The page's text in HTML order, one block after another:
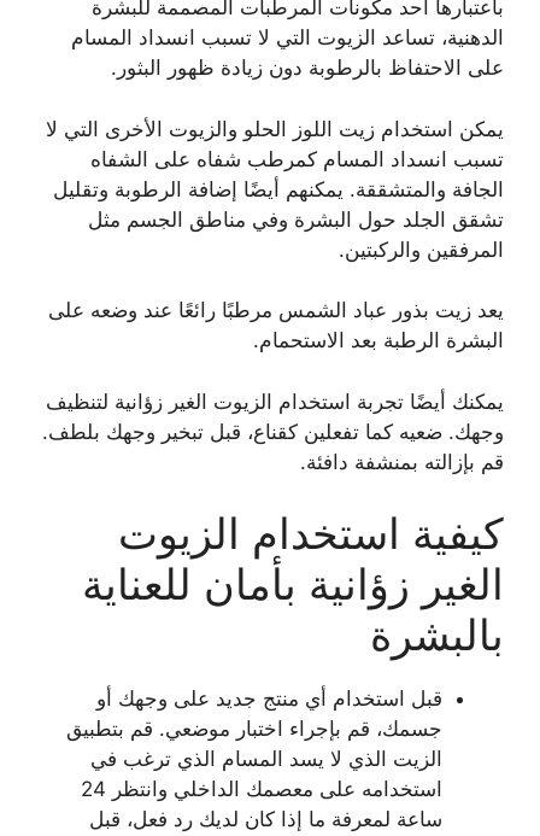
باعتبارها أحد مكونات المرطبات المصممة للبشرة
الدهنية، تساعد الزيوت التي لا تسبب انسداد المسام
على الاحتفاظ بالرطوبة دون زيادة ظهور البثور.
يمكن استخدام زيت اللوز الحلو والزيوت الأخرى التي لا
تسبب انسداد المسام كمرطب شفاه على الشفاه
الجافة والمتشققة. يمكنهم أيضًا إضافة الرطوبة وتقليل
تشقق الجلد حول البشرة وفي مناطق الجسم مثل
المرفقين والركبتين.
يعد زيت بذور عباد الشمس مرطبًا رائعًا عند وضعه على
البشرة الرطبة بعد الاستحمام.
يمكنك أيضًا تجربة استخدام الزيوت الغير زؤانية لتنظيف
وجهك. ضعيه كما تفعلين كقناع، قبل تبخير وجهك بلطف.
قم بإزالته بمنشفة دافئة.
كيفية استخدام الزيوت
الغير زؤانية بأمان للعناية
بالبشرة
قبل استخدام أي منتج جديد على وجهك أو
جسمك، قم بإجراء اختبار موضعي. قم بتطبيق
الزيت الذي لا يسد المسام الذي ترغب في
استخدامه على معصمك الداخلي وانتظر 24
ساعة لمعرفة ما إذا كان لديك رد فعل، قبل